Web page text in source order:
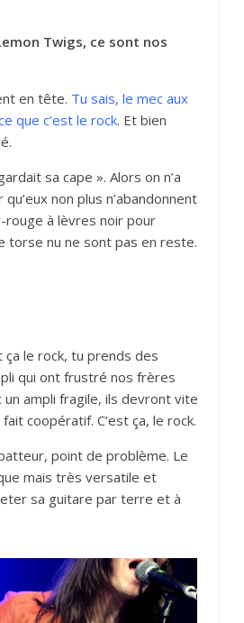
Twigs, ce sont nos
en tête. Tu sais, le mec aux
que c’est le rock. Et bien
sa cape ». Alors on n’a
non plus n’abandonnent
rouge à lèvres noir pour
torse nu ne sont pas en reste.
ça le rock, tu prends des
qui ont frustré nos frères
un ampli fragile, ils devront vite
coopératif. C’est ça, le rock.
point de problème. Le
mais très versatile et
sa guitare par terre et à